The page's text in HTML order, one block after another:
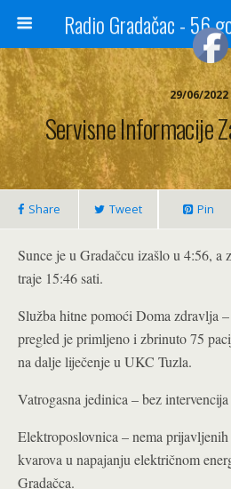
29/06/2022
Servisne Informacije
Share Tweet Pin
Sunce je u Gradačcu izašlo u 4:56, a
traje 15:46 sati.
Služba hitne pomoći Doma zdravlja
pregled je primljeno i zbrinuto 75
na dalje liječenje u UKC Tuzla.
Vatrogasna jedinica – bez
Elektroposlovnica – nema
kvarova u napajanju električnom
Gradačca.